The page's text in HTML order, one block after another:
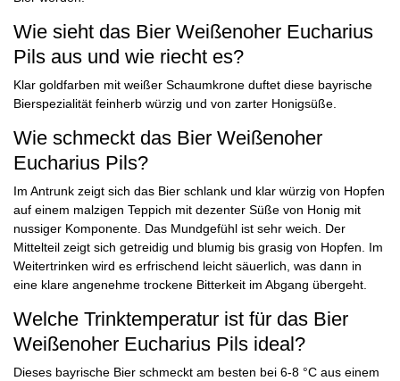
Wie sieht das Bier Weißenoher Eucharius
Pils aus und wie riecht es?
Klar goldfarben mit weißer Schaumkrone duftet diese bayrische
Bierspezialität feinherb würzig und von zarter Honigsüße.
Wie schmeckt das Bier Weißenoher
Eucharius Pils?
Im Antrunk zeigt sich das Bier schlank und klar würzig von Hopfen
auf einem malzigen Teppich mit dezenter Süße von Honig mit
nussiger Komponente. Das Mundgefühl ist sehr weich. Der
Mittelteil zeigt sich getreidig und blumig bis grasig von Hopfen. Im
Weitertrinken wird es erfrischend leicht säuerlich, was dann in
eine klare angenehme trockene Bitterkeit im Abgang übergeht.
Welche Trinktemperatur ist für das Bier
Weißenoher Eucharius Pils ideal?
Dieses bayrische Bier schmeckt am besten bei 6-8 °C aus einem